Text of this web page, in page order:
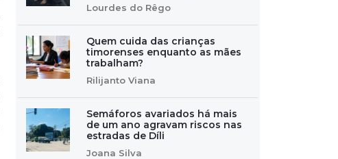
Lourdes do Rêgo
Quem cuida das crianças
timorenses enquanto as mães
trabalham?
Rilijanto Viana
Semáforos avariados há mais
de um ano agravam riscos nas
estradas de Díli
Joana Silva